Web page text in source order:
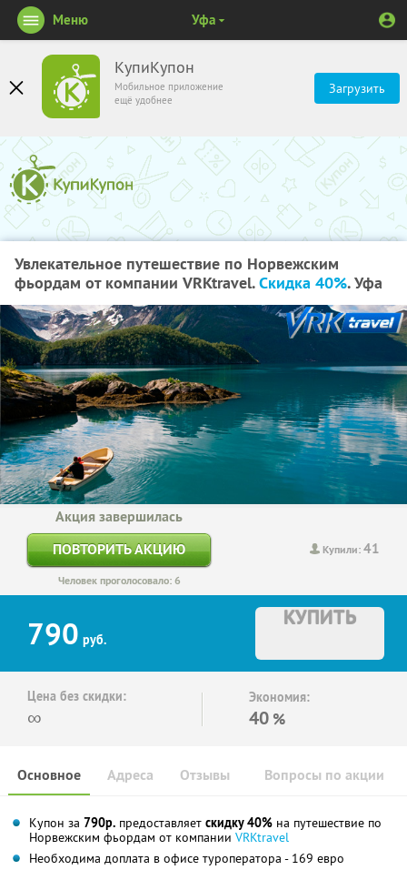
КупиКупон
Мобильное приложение
ещё удобнее
Загрузить
Меню Уфа
Увлекательное путешествие по Норвежским
фьордам от компании VRKtravel.Скидка 40%. Уфа
Купили:41
Акция завершилась
ПОВТОРИТЬ АКЦИЮ
Человек проголосовало: 6
790 руб.
КУПИТЬ
Цена без скидки:
∞
Экономия:
40 %
Основное Отзывы Вопросы по акции
Адреса
Купон за 790р. предоставляет скидку 40% на путешествие по
Норвежским фьордам от компании VRKtravel
Необходима доплата в офисе туроператора - 169 евро